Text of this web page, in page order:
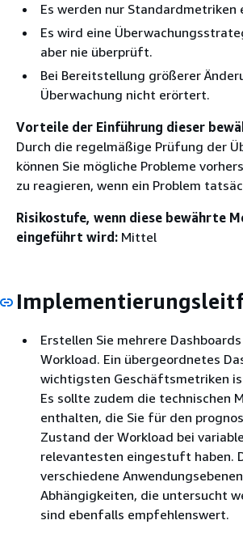
Es werden nur Standardmetriken
Es wird eine
aber nie überprüft.
Bei Bereitstellung größerer
Überwachung nicht erörtert.
Vorteile der Einführung dieser
Durch die regelmäßige Prüfung der
können Sie mögliche Probleme
zu reagieren, wenn ein Problem
Risikostufe, wenn diese bewährte
eingeführt wird: Mittel
Erstellen Sie mehrere
Workload. Ein übergeordnetes
wichtigsten Geschäftsmetriken
Es sollte zudem die technischen
enthalten, die Sie für den
Zustand der Workload bei
relevantesten eingestuft haben.
verschiedene
Abhängigkeiten, die untersucht
sind ebenfalls empfehlenswert.